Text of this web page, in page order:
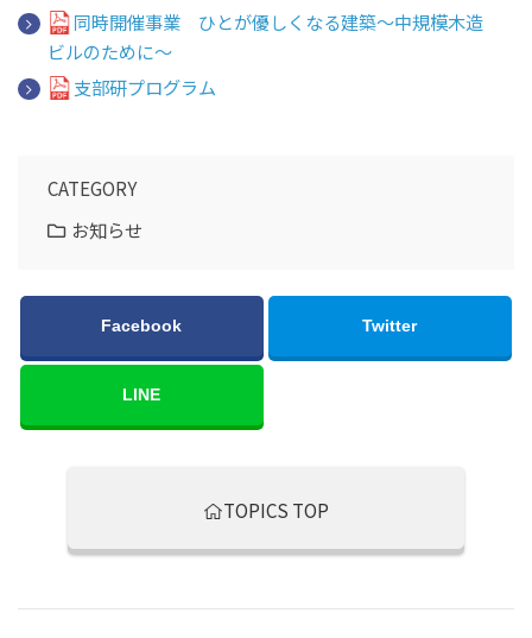
同時開催事業 ひとが優しくなる建築～中規模木造
ビルのために～
支部研プログラム
CATEGORY
お知らせ
Facebook Twitter
LINE
TOPICS TOP